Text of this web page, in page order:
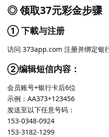
◎ 领取37元彩金步骤
① 下載与注册
访问 373app.com 注册并绑定银
②编辑短信内容：
会员账号+银行卡后6位
示例：AA373+123456
发送至以下任意号码：
153-0348-0924
153-3182-1299